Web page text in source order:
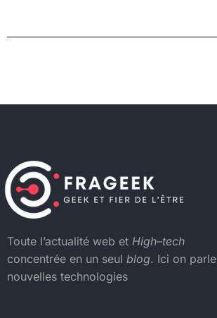
Toute l’actualité web et High–tech
concentrée en un seul blog. Ici on parle
nouvelles technologies